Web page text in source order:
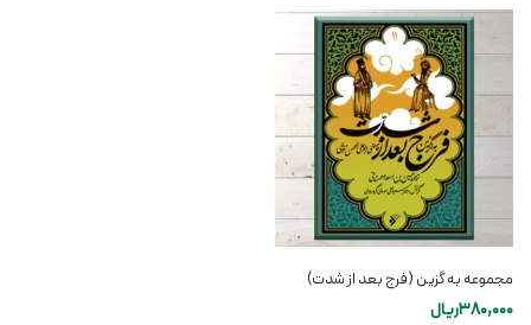
مجموعه به گزین (فرج بعد از شدت)
380,000ریال